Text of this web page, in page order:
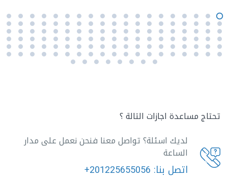
تحتاج مساعدة اجازات التالة ؟
لديك اسئلة؟ تواصل معنا فنحن نعمل على مدار
الساعة
اتصل بنا: +201225655056